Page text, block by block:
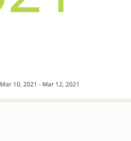
Mar 10, 2021 - Mar 12, 2021